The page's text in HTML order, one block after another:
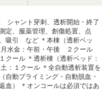
シャント穿刺、透析開始・終了
定、服薬管理、創傷処置、点
吸引 など ＊本棟（透析ベッ
水金：午前・午後 ２クール
ール ＊透析棟（透析ベッド：
：１クール ＊全自動透析装置を
自動プライミング・自動脱血・
血） ＊オンコールは必須ではあ